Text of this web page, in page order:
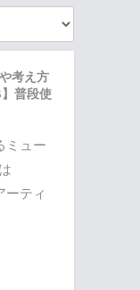
考え方
】普段使
ミュー
ーティ